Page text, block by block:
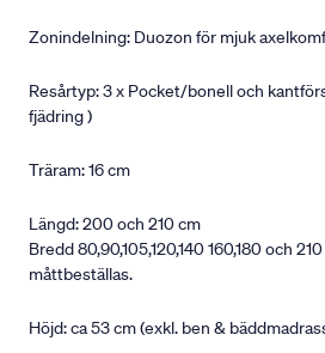
Zonindelning: Duozon för mjuk
Resårtyp: 3 x Pocket/bonell och
fjädring )
Träram: 16 cm
Längd: 200 och 210 cm
Bredd 80,90,105,120,140 160,180 och
måttbeställas.
Höjd: ca 53 cm (exkl. ben &